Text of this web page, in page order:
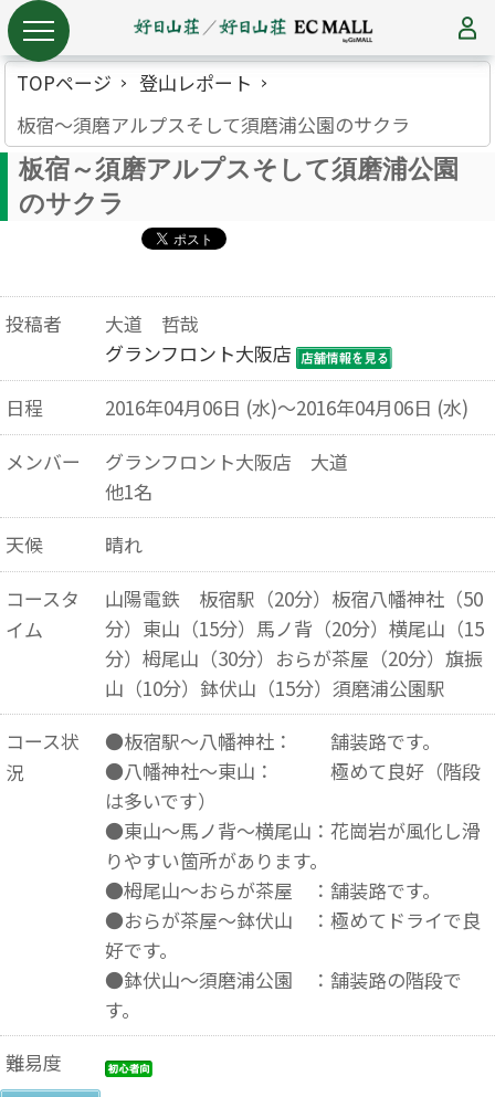
TOPページ
登山レポート
板宿～須磨アルプスそして須磨浦公園のサクラ
板宿～須磨アルプスそして須磨浦公園
のサクラ
投稿者
大道 哲哉
グランフロント大阪店
日程
2016年04月06日 (水)～2016年04月06日 (水)
メンバー
グランフロント大阪店 大道
他1名
天候
晴れ
コースタ
イム
山陽電鉄 板宿駅（20分）板宿八幡神社（50
分）東山（15分）馬ノ背（20分）横尾山（15
分）栂尾山（30分）おらが茶屋（20分）旗振
山（10分）鉢伏山（15分）須磨浦公園駅
コース状
況
●板宿駅～八幡神社： 舗装路です。
●八幡神社～東山： 極めて良好（階段
は多いです）
●東山～馬ノ背～横尾山：花崗岩が風化し滑
りやすい箇所があります。
●栂尾山～おらが茶屋 ：舗装路です。
●おらが茶屋～鉢伏山 ：極めてドライで良
好です。
●鉢伏山～須磨浦公園 ：舗装路の階段で
す。
難易度